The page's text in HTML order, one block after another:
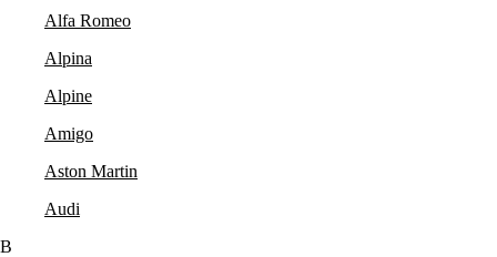
Alfa Romeo
Alpina
Alpine
Amigo
Aston Martin
Audi
B